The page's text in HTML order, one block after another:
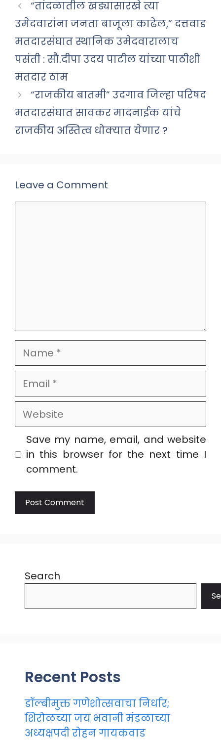
“तांदळातील खड्यासारखे त्या
उमेदवारांना जनता बाजूला काढेल,” दत्तवाड
मतदारसंघात स्थानिक उमेदवारालाच
पसंती : सौ.दीपा उदय पाटील यांच्या पाठीशी
मतदार ठाम
“राजकीय बातमी” उदगाव जिल्हा परिषद
मतदारसंघात सावकर मादनाईक यांचे
राजकीय अस्तित्व धोक्यात येणार ?
Leave a Comment
Name
Email
Website
Save my name, email, and website
in this browser for the next time I
comment.
Search
Recent Posts
डॉल्बीमुक्त गणेशोत्सवाचा निर्धार;
शिरोळच्या जय भवानी मंडळाच्या
अध्यक्षपदी रोहन गायकवाड